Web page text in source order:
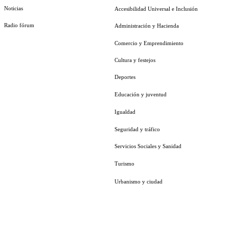
Noticias
Radio fórum
Accesibilidad Universal e Inclusión
Administración y Hacienda
Comercio y Emprendimiento
Cultura y festejos
Deportes
Educación y juventud
Igualdad
Seguridad y tráfico
Servicios Sociales y Sanidad
Turismo
Urbanismo y ciudad